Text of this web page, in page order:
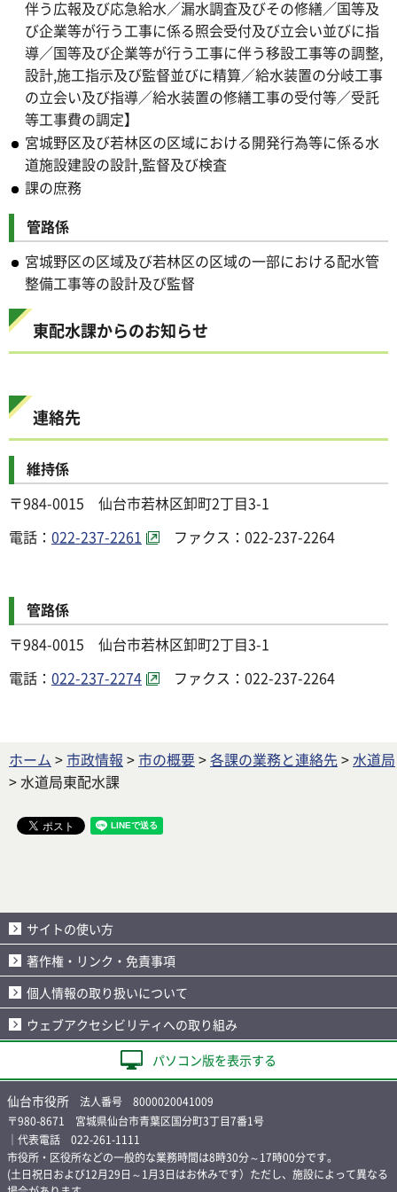
伴う広報及び応急給水／漏水調査及びその修繕／国等及
び企業等が行う工事に係る照会受付及び立会い並びに指
導／国等及び企業等が行う工事に伴う移設工事等の調整,
設計,施工指示及び監督並びに精算／給水装置の分岐工事
の立会い及び指導／給水装置の修繕工事の受付等／受託
等工事費の調定】
宮城野区及び若林区の区域における開発行為等に係る水
道施設建設の設計,監督及び検査
課の庶務
管路係
宮城野区の区域及び若林区の区域の一部における配水管
整備工事等の設計及び監督
東配水課からのお知らせ
連絡先
維持係
〒984-0015 仙台市若林区卸町2丁目3-1
電話： 022-237-2261 ファクス：022-237-2264
管路係
〒984-0015 仙台市若林区卸町2丁目3-1
電話： 022-237-2274 ファクス：022-237-2264
ホーム >市政情報 >市の概要>各課の業務と連絡先>水道局
> 水道局東配水課
サイトの使い方
著作権・リンク・免責事項
個人情報の取り扱いについて
ウェブアクセシビリティへの取り組み
パソコン版を表示する
仙台市役所 法人番号 8000020041009
〒980-8671 宮城県仙台市青葉区国分町3丁目7番1号
｜代表電話 022-261-1111
市役所・区役所などの一般的な業務時間は8時30分～17時00分です。
(土日祝日および12月29日～1月3日はお休みです）ただし、施設によって異なる